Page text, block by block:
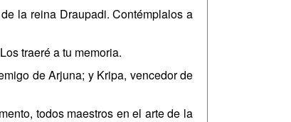
la reina Draupadi. Contémplalos a
traeré a tu memoria.
de Arjuna; y Kripa, vencedor de
todos maestros en el arte de la